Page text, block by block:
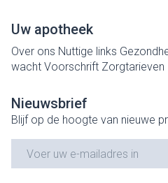
Uw apotheek
Over ons Nuttige links
wacht Voorschrift Zorgtarieven
Nieuwsbrief
Blijf op de hoogte van nieuwe